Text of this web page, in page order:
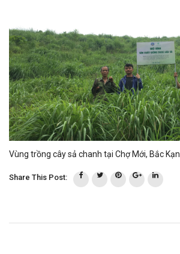
Vùng trồng cây sả chanh tại Chợ Mới, Bắc Kạn
Share This Post: